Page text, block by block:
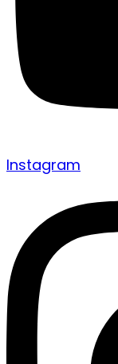
Instagram